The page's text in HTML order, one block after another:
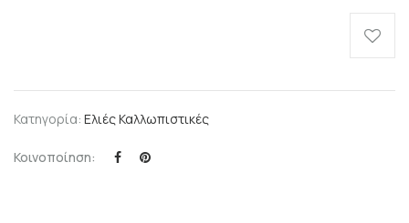
Κατηγορία: Ελιές Καλλωπιστικές
Κοινοποίηση: